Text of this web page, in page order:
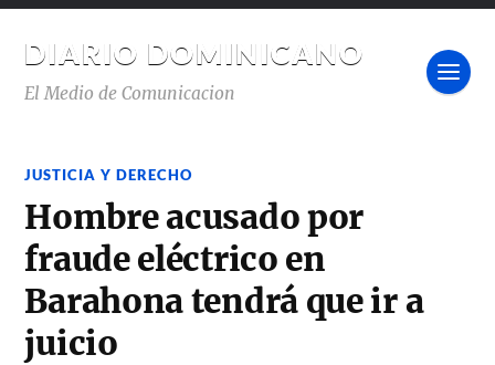
DIARIO DOMINICANO
El Medio de Comunicacion
JUSTICIA Y DERECHO
Hombre acusado por
fraude eléctrico en
Barahona tendrá que ir a
juicio